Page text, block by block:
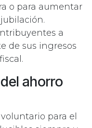
o para aumentar
a
de sus ingresos
ahorro
para el